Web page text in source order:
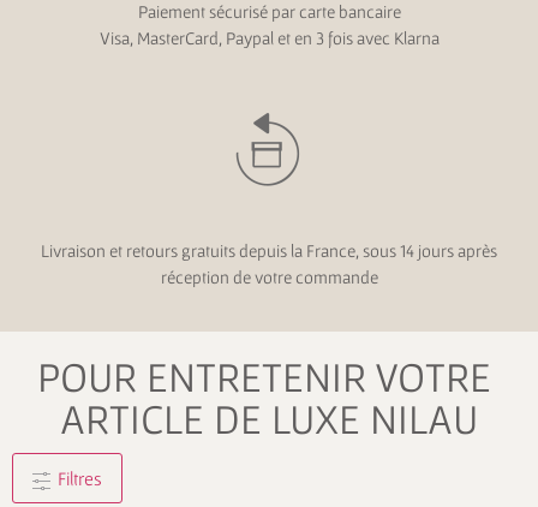
Paiement sécurisé par carte bancaire
Visa, MasterCard, Paypal et en 3 fois avec Klarna
Livraison et retours gratuits depuis la France, sous 14 jours après
réception de votre commande
POUR ENTRETENIR VOTRE
ARTICLE DE LUXE NILAU
Filtres